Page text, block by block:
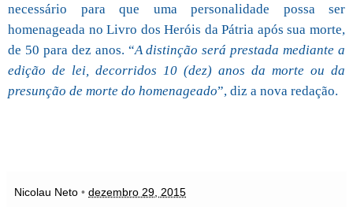
necessário para que uma personalidade possa ser
homenageada no Livro dos Heróis da Pátria após sua morte,
de 50 para dez anos. “A distinção será prestada mediante a
edição de lei, decorridos 10 (dez) anos da morte ou da
presunção de morte do homenageado”, diz a nova redação.
Nicolau Neto • dezembro 29, 2015